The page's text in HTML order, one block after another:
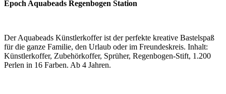
Epoch Aquabeads Regenbogen Station
Der Aquabeads Künstlerkoffer ist der perfekte kreative Bastelspaß
für die ganze Familie, den Urlaub oder im Freundeskreis. Inhalt:
Künstlerkoffer, Zubehörkoffer, Sprüher, Regenbogen-Stift, 1.200
Perlen in 16 Farben. Ab 4 Jahren.